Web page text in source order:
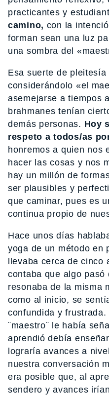
practicantes y
camino, con la
forman sean una luz
una sombra del
Esa suerte de
considerándolo «el
asemejarse a tiempos
brahmanes tenían
demás personas. Hoy
respeto a todos/as
honremos a quien nos
hacer las cosas y nos
hay un millón de
ser plausibles y
que caminar, pues es
continua propio de
Hace unos días
yoga de un método en
llevaba cerca de cinco
contaba que algo
resonaba de la misma
como al inicio, se
confundida y
¨maestro¨ le había
aprendió debía
lograría avances a
nuestra conversación
era posible que, al
sendero y avances